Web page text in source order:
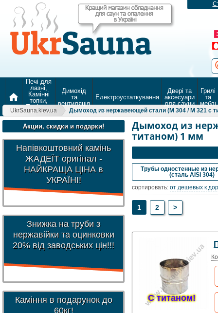
home
Печі для
лазні,
Камінні
топки,
Печі для
опалення
Димохід
та
вентиляція
Електроустаткування
Двері та
аксесуари
для сауни
Грилі
та
меблі
UkrSauna.kiev.ua Дымоход из нержавеющей стали (М 304 / М 321 с
Акции, скидки и подарки!
Напівкоштовний камінь
ЖАДЕЇТ оригінал -
НАЙКРАЩА ЦІНА в
УКРАЇНІ!
Знижка на труби з
нержавійки та оцинковки
20% від заводських цін!!!
Каміння в подарунок до
60кг!
Дымоход из
титаном) 1 мм
Трубы одностенные из
(сталь AISI 304)
сортировать: от дешевых к
1 2 >
С титаном!